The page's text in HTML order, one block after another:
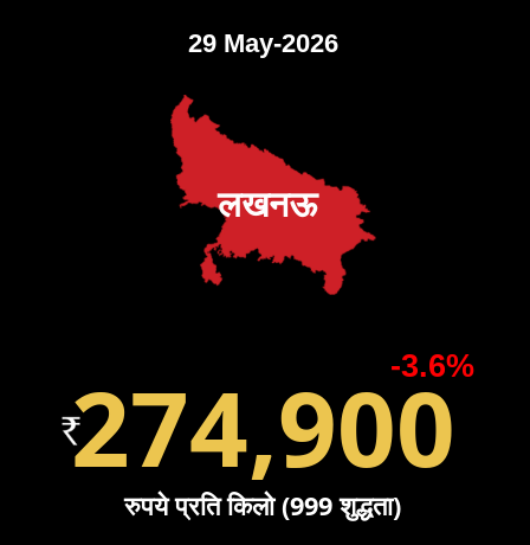
-3.6%
274,900
29 May-2026
रुपये प्रति किलो (999 शुद्धता)
लखनऊ